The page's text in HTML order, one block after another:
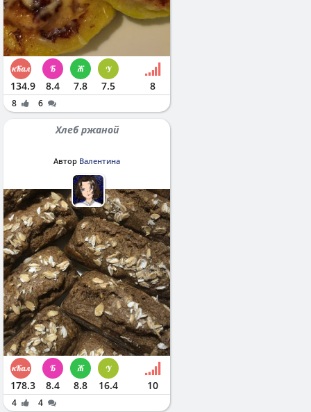
134.9 8.4 7.8 7.5 8
8 6
Хлеб ржаной
Автор Валентина
178.3 8.4 8.8 16.4 10
4
4